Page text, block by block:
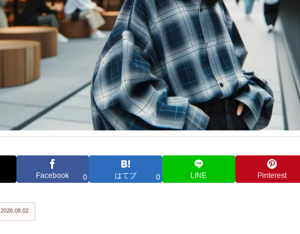
Facebook 0 はてブ 0 LINE Pinterest
2026.08.02